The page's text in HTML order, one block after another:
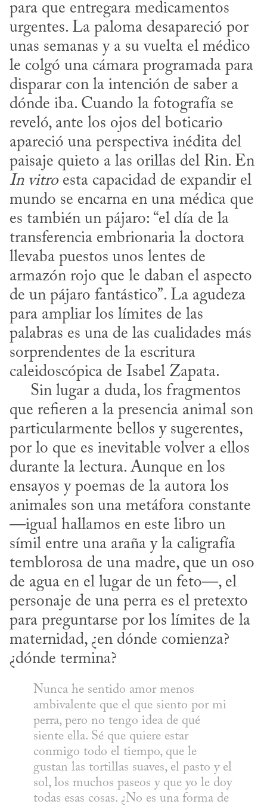
para que entregara medicamentos
urgentes. La paloma desapareció por
unas semanas y a su vuelta el médico
le colgó una cámara programada para
disparar con la intención de saber a
dónde iba. Cuando la fotografía se
reveló, ante los ojos del boticario
apareció una perspectiva inédita del
In vitro esta capacidad de expandir el
mundo se encarna en una médica que
es también un pájaro: “el día de la
transferencia embrionaria la doctora
llevaba puestos unos lentes de
armazón rojo que le daban el aspecto
de un pájaro fantástico”. La agudeza
para ampliar los límites de las
palabras es una de las cualidades más
sorprendentes de la escritura
caleidoscópica de Isabel Zapata.
que refieren a la presencia animal son
particularmente bellos y sugerentes,
por lo que es inevitable volver a ellos
durante la lectura. Aunque en los
ensayos y poemas de la autora los
animales son una metáfora constante
—igual hallamos en este libro un
símil entre una araña y la caligrafía
temblorosa de una madre, que un oso
de agua en el lugar de un feto—, el
personaje de una perra es el pretexto
para preguntarse por los límites de la
maternidad, ¿en dónde comienza?
¿dónde termina?
Nunca he sentido amor menos
ambivalente que el que siento por mi
perra, pero no tengo idea de qué
siente ella. Sé que quiere estar
conmigo todo el tiempo, que le
gustan las tortillas suaves, el pasto y el
sol, los muchos paseos y que yo le doy
todas esas cosas. ¿No es una forma de